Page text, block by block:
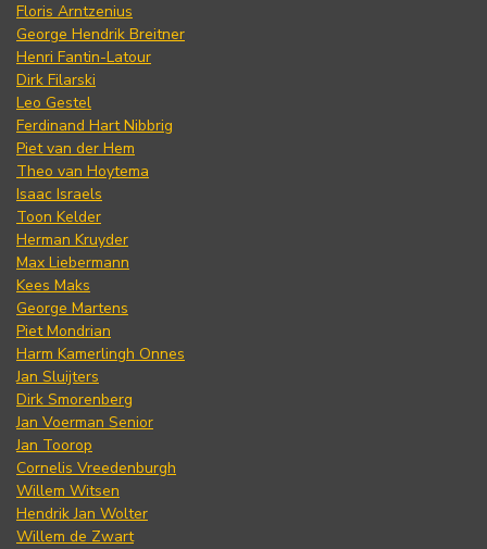
Floris Arntzenius
George Hendrik Breitner
Henri Fantin-Latour
Dirk Filarski
Leo Gestel
Ferdinand Hart Nibbrig
Piet van der Hem
Theo van Hoytema
Isaac Israels
Toon Kelder
Herman Kruyder
Max Liebermann
Kees Maks
George Martens
Piet Mondrian
Harm Kamerlingh Onnes
Jan Sluijters
Dirk Smorenberg
Jan Voerman Senior
Jan Toorop
Cornelis Vreedenburgh
Willem Witsen
Hendrik Jan Wolter
Willem de Zwart